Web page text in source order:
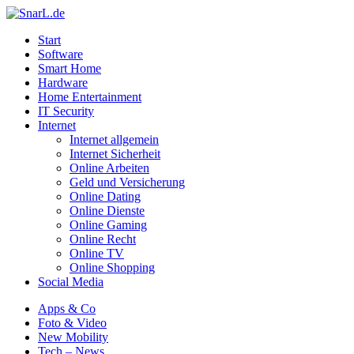
Start
Software
Smart Home
Hardware
Home Entertainment
IT Security
Internet
Internet allgemein
Internet Sicherheit
Online Arbeiten
Geld und Versicherung
Online Dating
Online Dienste
Online Gaming
Online Recht
Online TV
Online Shopping
Social Media
Apps & Co
Foto & Video
New Mobility
Tech – News